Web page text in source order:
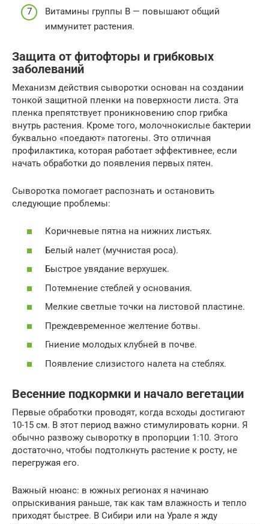
Витамины группы B — повышают общий
иммунитет растения.
Защита от фитофторы и грибковых
заболеваний
Механизм действия сыворотки основан на создании
тонкой защитной пленки на поверхности листа. Эта
пленка препятствует проникновению спор грибка
внутрь растения. Кроме того, молочнокислые бактерии
буквально «поедают» патогены. Это отличная
профилактика, которая работает эффективнее, если
начать обработки до появления первых пятен.
Сыворотка помогает распознать и остановить
следующие проблемы:
Коричневые пятна на нижних листьях.
Белый налет (мучнистая роса).
Быстрое увядание верхушек.
Потемнение стеблей у основания.
Мелкие светлые точки на листовой пластине.
Преждевременное желтение ботвы.
Гниение молодых клубней в почве.
Появление слизистого налета на стеблях.
Весенние подкормки и начало вегетации
Первые обработки проводят, когда всходы достигают
10-15 см. В этот период важно стимулировать корни. Я
обычно развожу сыворотку в пропорции 1:10. Этого
достаточно, чтобы подтолкнуть растение к росту, не
перегружая его.
Важный нюанс: в южных регионах я начинаю
опрыскивания раньше, так как там влажность и тепло
приходят быстрее. В Сибири или на Урале я жду